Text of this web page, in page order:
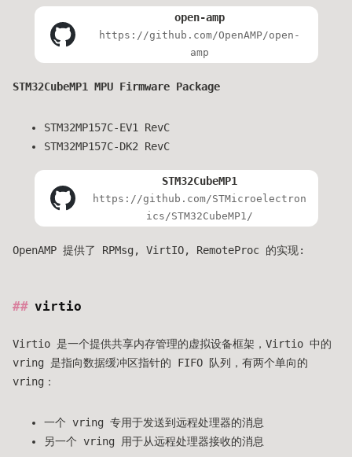
open-amp
https://github.com/OpenAMP/open-
amp
STM32CubeMP1 MPU Firmware Package
STM32MP157C-EV1 RevC
STM32MP157C-DK2 RevC
STM32CubeMP1
https://github.com/STMicroelectron
ics/STM32CubeMP1/
OpenAMP 提供了 RPMsg, VirtIO, RemoteProc 的实现:
virtio
Virtio 是一个提供共享内存管理的虚拟设备框架，Virtio 中的
vring 是指向数据缓冲区指针的 FIFO 队列，有两个单向的
vring：
一个 vring 专用于发送到远程处理器的消息
另一个 vring 用于从远程处理器接收的消息